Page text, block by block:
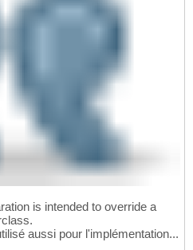
is intended to override a
aussi pour l'implémentation...